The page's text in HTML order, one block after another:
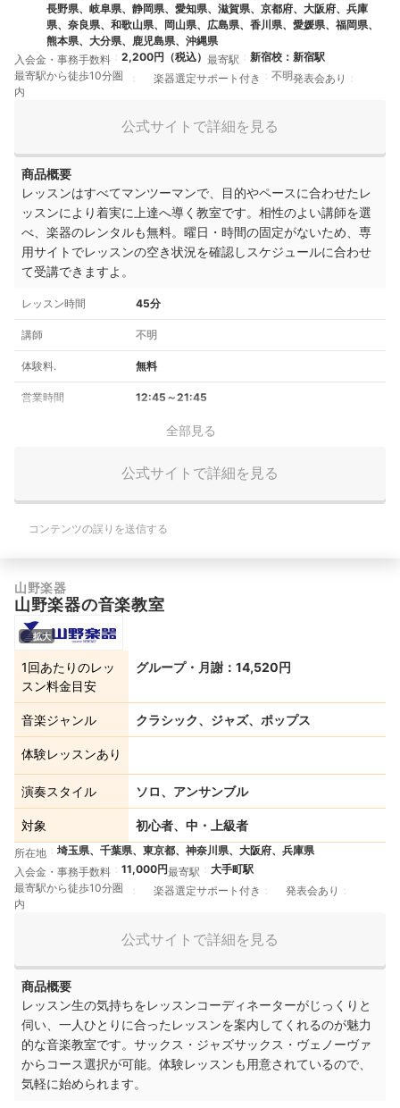
長野県、岐阜県、静岡県、愛知県、滋賀県、京都府、大阪府、兵庫
県、奈良県、和歌山県、岡山県、広島県、香川県、愛媛県、福岡県、
熊本県、大分県、鹿児島県、沖縄県
入会金・事務手数料
2,200円（税込） 最寄駅
新宿校：新宿駅
最寄駅から徒歩10分圏
内
楽器選定サポート付き 不明発表会あり
公式サイトで詳細を見る
商品概要
レッスンはすべてマンツーマンで、目的やペースに合わせたレ
ッスンにより着実に上達へ導く教室です。相性のよい講師を選
べ、楽器のレンタルも無料。曜日・時間の固定がないため、専
用サイトでレッスンの空き状況を確認しスケジュールに合わせ
て受講できますよ。
レッスン時間 45分
講師 不明
体験料. 無料
営業時間 12:45～21:45
全部見る
公式サイトで詳細を見る
コンテンツの誤りを送信する
山野楽器
山野楽器の音楽教室
拡大
1回あたりのレッ
スン料金目安
グループ・月謝：14,520円
音楽ジャンル クラシック、ジャズ、ポップス
体験レッスンあり
演奏スタイル ソロ、アンサンブル
対象 初心者、中・上級者
所在地
埼玉県、千葉県、東京都、神奈川県、大阪府、兵庫県
入会金・事務手数料
11,000円最寄駅
大手町駅
最寄駅から徒歩10分圏
内
楽器選定サポート付き 発表会あり
公式サイトで詳細を見る
商品概要
レッスン生の気持ちをレッスンコーディネーターがじっくりと
伺い、一人ひとりに合ったレッスンを案内してくれるのが魅力
的な音楽教室です。サックス・ジャズサックス・ヴェノーヴァ
からコース選択が可能。体験レッスンも用意されているので、
気軽に始められます。